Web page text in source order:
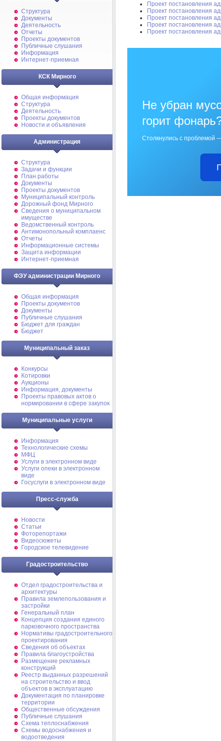
Структура
Документы
Деятельность
Отчеты
Проекты документов
Публичные слушания
Информация
Интернет-приемная
КСК Мирного
Общая информация
Структура
Деятельность
Проекты документов
Новости и объявления
Администрация
Структура
Задачи и функции
План работы
Документы
Проекты документов
Муниципальный контроль
Дорожный фонд Мирного
Cведения о муниципальном
имуществе
Ведомственный контроль
Антимонопольный комплаенс
Отчеты
Информационные системы
Защита информации
Интернет-приемная
ФЭУ администрации Мирного
Общая информация
Проекты документов
Документы
Публичные слушания
Бюджет для граждан
Бюджет
Муниципальный заказ
Конкурсы
Котировки
Аукционы
Информация, документы
Проекты правовых актов о
нормировании в сфере закупок
Муниципальные услуги
Информация
Технологические схемы
МФЦ
Услуги в электронном виде
Услуги опеки в электронном
виде
Госуслуги в электронном виде
Пресс-служба
Новости
Статьи
Фоторепортажи
Видеосюжеты
Городское телевидение
Градостроительство
Отдел градостроительства и
архитектуры
Правила землепользования и
застройки
Генеральный план
Концепция создания единого
парковочного пространства
Нормативы градостроительного
проектирования
Сведения об объектах
Правила благоустройства
Размещение рекламных
конструкций
Реестр выданных разрешений
на строительство и ввод
объектов в эксплуатацию
Документация по планировке
территории
Общественные обсуждения
Публичные слушания
Схема теплоснабжения
Схемы водоснабжения и
водоотведения
Проект постановления
Проект постановления
Проект постановления
Проект постановления
Проект постановления
Не убран
горит
Столкнулись с проблемой